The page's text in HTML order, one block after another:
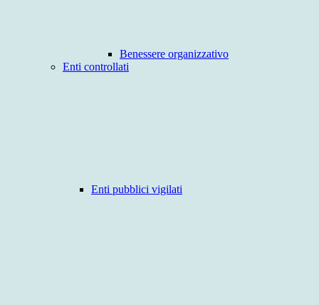
Benessere organizzativo
Enti controllati
Enti pubblici vigilati